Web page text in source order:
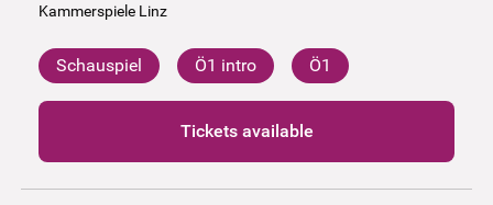
Kammerspiele Linz
Schauspiel Ö1 intro Ö1
Tickets available